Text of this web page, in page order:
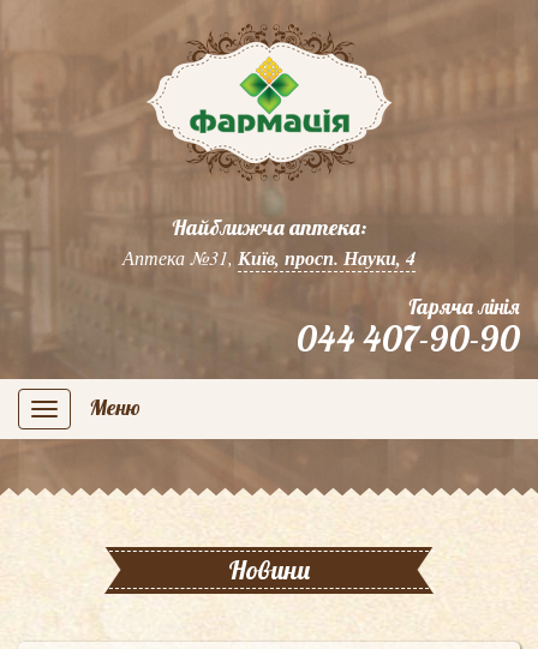
Найближча аптека:
Аптека №31, Київ, просп. Науки, 4
Гаряча лінія
044 407-90-90
navigation
Меню
Новини